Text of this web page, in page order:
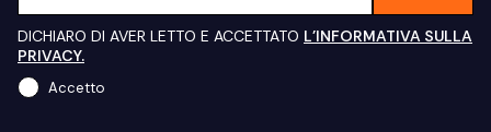
DICHIARO DI AVER LETTO E ACCETTATO L'INFORMATIVA SULLA
PRIVACY.
Accetto